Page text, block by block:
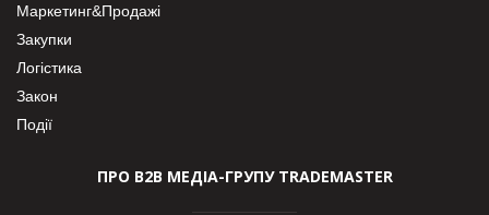
Маркетинг&Продажі
Закупки
Логістика
Закон
Події
ПРО В2В МЕДІА-ГРУПУ TRADEMASTER